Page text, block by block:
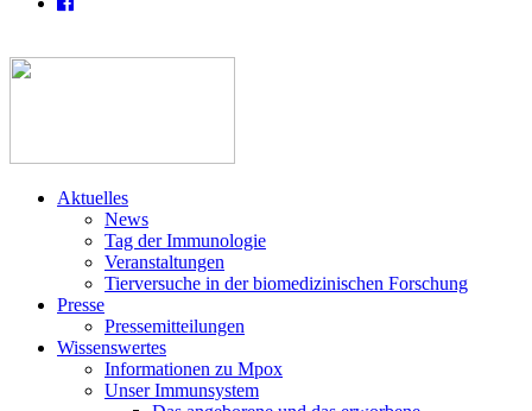
Aktuelles
News
Tag der Immunologie
Veranstaltungen
Tierversuche in der biomedizinischen Forschung
Presse
Pressemitteilungen
Wissenswertes
Informationen zu Mpox
Unser Immunsystem